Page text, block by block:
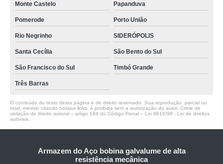
Monte Castelo Papanduva
Pomerode Porto União
Rio Negrinho SIDERÓPOLIS
Santa Cecília São Bento do Sul
São Francisco do Sul Timbó Grande
Três Barras
O conteúdo do texto desta página é de direito reservado. Sua reprodução, parcial ou
total, mesmo citando nossos links, é proibida sem a autorização do autor. Crime de
violação de direito autoral – artigo 184 do Código Penal – Lei 9610/98 - Lei de direitos
autorais
Armazem do Aço bobina galvalume de alta
resistência mecânica